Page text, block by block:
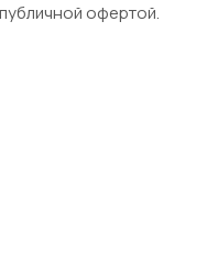
офертой.